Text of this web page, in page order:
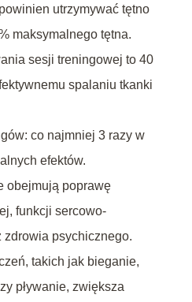
utrzymywać tętno
maksymalnego tętna.
sesji treningowej to 40
spalaniu tkanki
co najmniej 3 razy w
efektów.
obejmują poprawę
funkcji sercowo-
zdrowia psychicznego.
takich jak bieganie,
pływanie, zwiększa